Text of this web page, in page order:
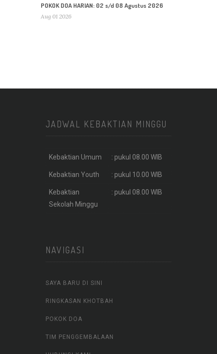
POKOK DOA HARIAN: 02 s/d 08 Agustus 2026
Aug 01 2026
JADWAL KEBAKTIAN MINGGU
Kebaktian Umum : pukul 08.00 WIB
Kebaktian Youth : pukul 10.00 WIB
Kebaktian
Sekolah Minggu
: pukul 08.00 WIB
NAVIGASI
SAYA BARU DI SINI
RINGKASAN KHOTBAH
POKOK DOA
TIM PENGGEMBALAAN